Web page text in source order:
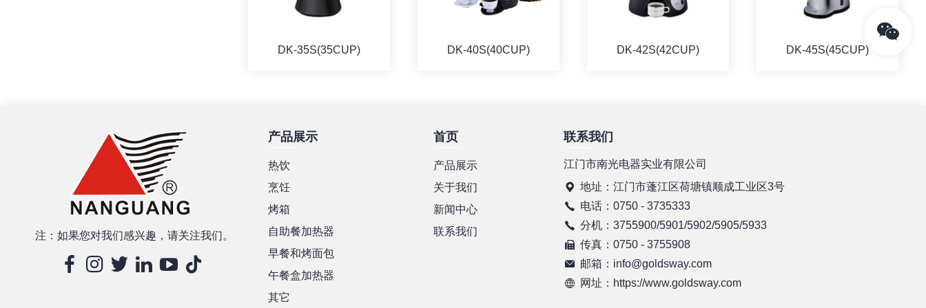
DK-35S(35CUP)
详情
DK-40S(40CUP)
详情
DK-42S(42CUP) DK-45S(45CUP)
注：如果您对我们感兴趣，请关注我们。
产品展示
热饮
烹饪
烤箱
自助餐加热器
早餐和烤面包
午餐盒加热器
其它
首页
产品展示
关于我们
新闻中心
联系我们
联系我们
江门市南光电器实业有限公司
地址：江门市蓬江区荷塘镇顺成工业区3号
电话：0750 - 3735333
分机：3755900/5901/5902/5905/5933
传真：0750 - 3755908
邮箱：info@goldsway.com
网址：https://www.goldsway.com